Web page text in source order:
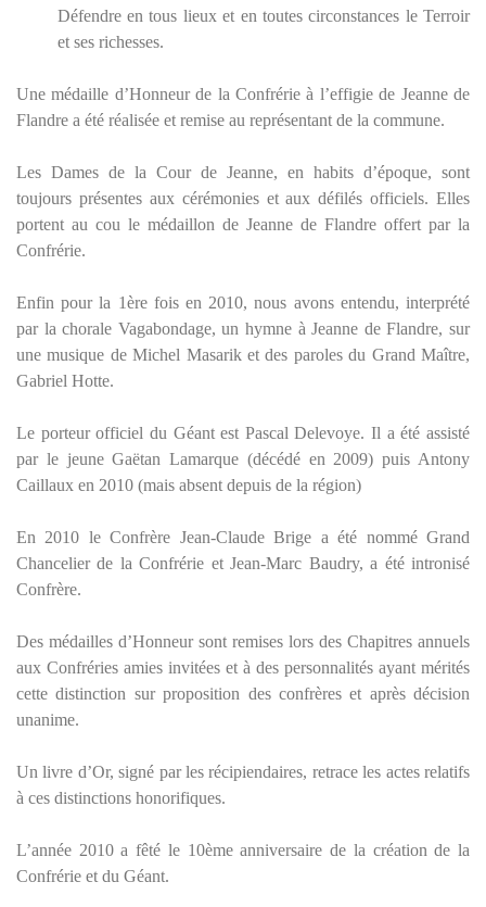
Défendre en tous lieux et en toutes circonstances le Terroir
et ses richesses.
Une médaille d’Honneur de la Confrérie à l’effigie de Jeanne de
Flandre a été réalisée et remise au représentant de la commune.
Les Dames de la Cour de Jeanne, en habits d’époque, sont
toujours présentes aux cérémonies et aux défilés officiels. Elles
portent au cou le médaillon de Jeanne de Flandre offert par la
Confrérie.
Enfin pour la 1ère fois en 2010, nous avons entendu, interprété
par la chorale Vagabondage, un hymne à Jeanne de Flandre, sur
une musique de Michel Masarik et des paroles du Grand Maître,
Gabriel Hotte.
Le porteur officiel du Géant est Pascal Delevoye. Il a été assisté
par le jeune Gaëtan Lamarque (décédé en 2009) puis Antony
Caillaux en 2010 (mais absent depuis de la région)
En 2010 le Confrère Jean-Claude Brige a été nommé Grand
Chancelier de la Confrérie et Jean-Marc Baudry, a été intronisé
Confrère.
Des médailles d’Honneur sont remises lors des Chapitres annuels
aux Confréries amies invitées et à des personnalités ayant mérités
cette distinction sur proposition des confrères et après décision
unanime.
Un livre d’Or, signé par les récipiendaires, retrace les actes relatifs
à ces distinctions honorifiques.
L’année 2010 a fêté le 10ème anniversaire de la création de la
Confrérie et du Géant.